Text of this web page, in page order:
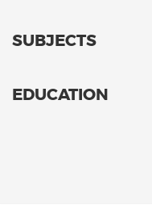
SUBJECTS
EDUCATION